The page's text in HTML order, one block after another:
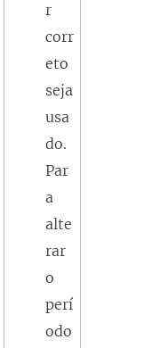
)
r
corr
eto
seja
usa
do.
Par
a
alte
rar
o
perí
odo